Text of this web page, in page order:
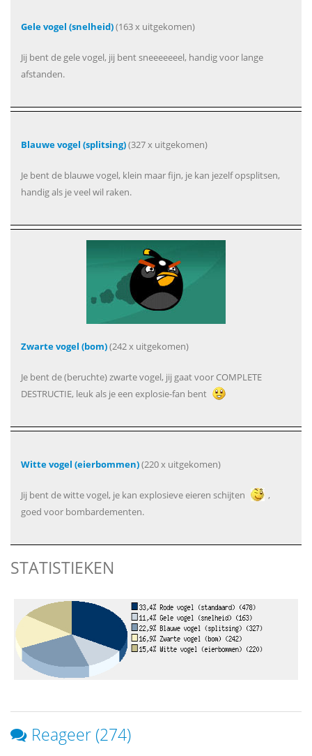
Gele vogel (snelheid)(163 x uitgekomen)
Jij bent de gele vogel, jij bent sneeeeeeel, handig voor lange
afstanden.
Blauwe vogel (splitsing)(327 x uitgekomen)
Je bent de blauwe vogel, klein maar fijn, je kan jezelf opsplitsen,
handig als je veel wil raken.
Zwarte vogel (bom)(242 x uitgekomen)
Je bent de (beruchte) zwarte vogel, jij gaat voor COMPLETE
DESTRUCTIE, leuk als je een explosie-fan bent
Witte vogel (eierbommen)(220 x uitgekomen)
Jij bent de witte vogel, je kan explosieve eieren schijten
,
goed voor bombardementen.
STATISTIEKEN
Reageer (274)